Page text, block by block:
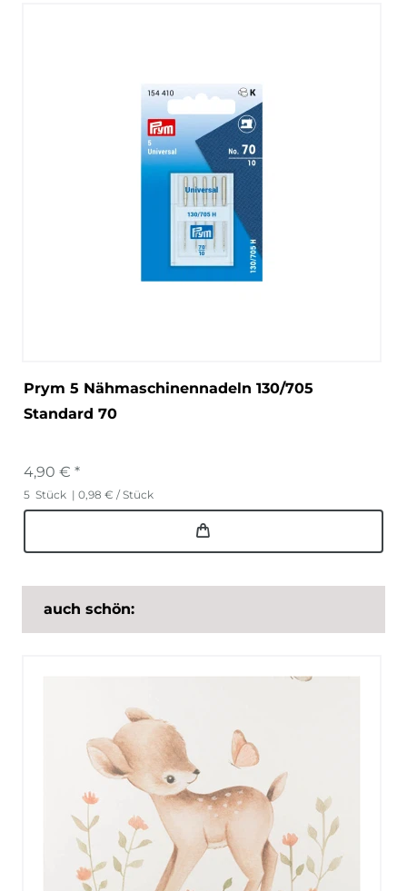
Prym 5 Nähmaschinennadeln 130/705
Standard 70
4,90 € *
5 Stück | 0,98 € / Stück
auch schön: